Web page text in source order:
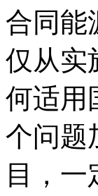
合同能
仅从实
何适用
个问题
目，